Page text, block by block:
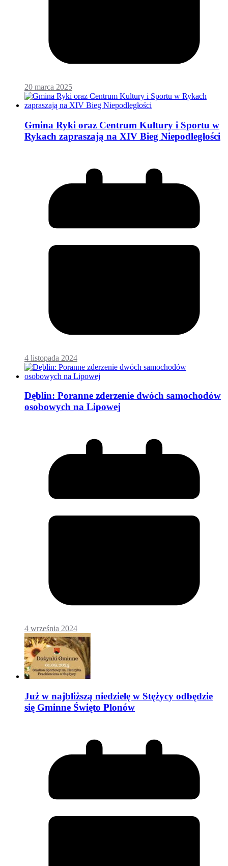
20 marca 2025
Gmina Ryki oraz Centrum Kultury i Sportu w
Rykach zapraszają na XIV Bieg Niepodległości
4 listopada 2024
Dęblin: Poranne zderzenie dwóch samochodów
osobowych na Lipowej
4 września 2024
Już w najbliższą niedzielę w Stężycy odbędzie
się Gminne Święto Plonów